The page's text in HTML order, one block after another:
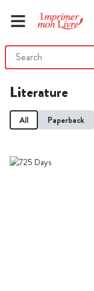
Literature
All Paperback